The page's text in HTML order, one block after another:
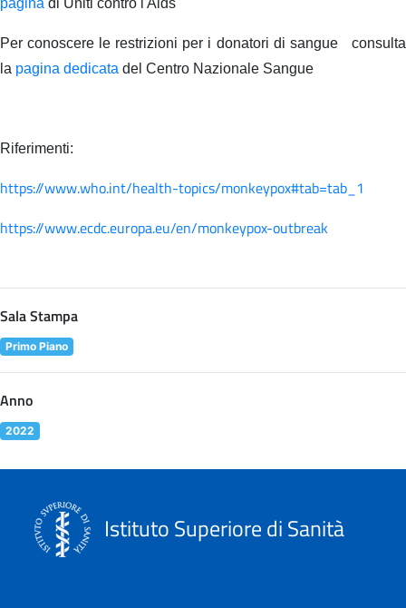
Per conoscere le restrizioni per i donatori di sangue consulta
la pagina dedicata del Centro Nazionale Sangue
Riferimenti:
https://www.who.int/health-topics/monkeypox#tab=tab_1
https://www.ecdc.europa.eu/en/monkeypox-outbreak
Sala Stampa
Primo Piano
Anno
2022
Istituto Superiore di Sanità